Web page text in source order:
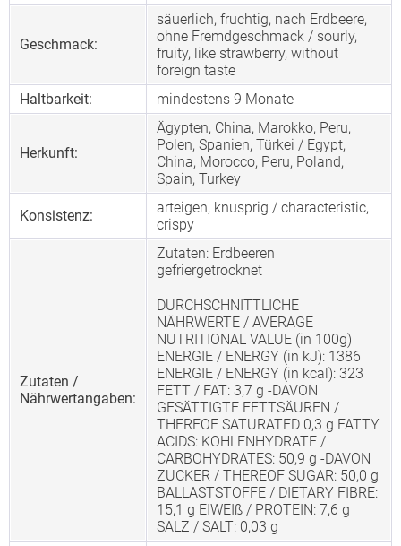
Geschmack:
säuerlich, fruchtig, nach Erdbeere,
ohne Fremdgeschmack / sourly,
fruity, like strawberry, without
foreign taste
Haltbarkeit:
mindestens 9 Monate
Herkunft:
Ägypten, China, Marokko, Peru,
Polen, Spanien, Türkei / Egypt,
China, Morocco, Peru, Poland,
Spain, Turkey
Konsistenz:
arteigen, knusprig / characteristic,
crispy
Zutaten /
Nährwertangaben:
Zutaten: Erdbeeren
gefriergetrocknet
DURCHSCHNITTLICHE
NÄHRWERTE / AVERAGE
NUTRITIONAL VALUE (in 100g)
ENERGIE / ENERGY (in kJ): 1386
ENERGIE / ENERGY (in kcal): 323
FETT / FAT: 3,7 g -DAVON
GESÄTTIGTE FETTSÄUREN /
THEREOF SATURATED 0,3 g FATTY
ACIDS: KOHLENHYDRATE /
CARBOHYDRATES: 50,9 g -DAVON
ZUCKER / THEREOF SUGAR: 50,0 g
BALLASTSTOFFE / DIETARY FIBRE:
15,1 g EIWEIß / PROTEIN: 7,6 g
SALZ / SALT: 0,03 g